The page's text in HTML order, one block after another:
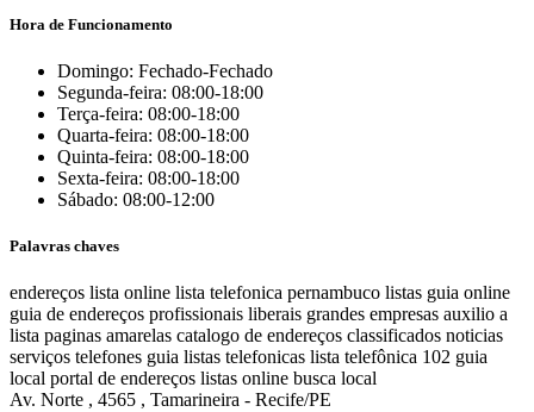
Hora de Funcionamento
Domingo: Fechado-Fechado
Segunda-feira: 08:00-18:00
Terça-feira: 08:00-18:00
Quarta-feira: 08:00-18:00
Quinta-feira: 08:00-18:00
Sexta-feira: 08:00-18:00
Sábado: 08:00-12:00
Palavras chaves
endereços lista online lista telefonica pernambuco listas guia online
guia de endereços profissionais liberais grandes empresas auxilio a
lista paginas amarelas catalogo de endereços classificados noticias
serviços telefones guia listas telefonicas lista telefônica 102 guia
local portal de endereços listas online busca local
Av. Norte , 4565 , Tamarineira - Recife/PE